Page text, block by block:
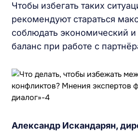
Чтобы избегать таких
рекомендуют стараться
соблюдать экономический и
баланс при работе с
Александр Искандарян,